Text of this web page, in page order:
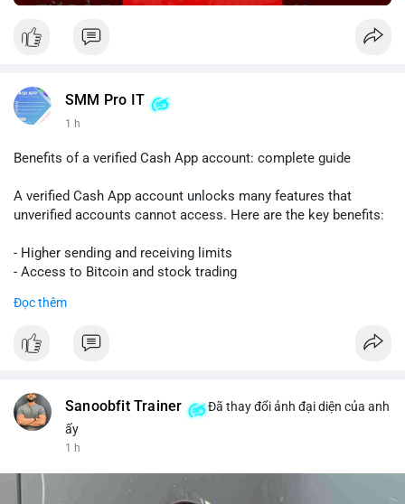
SMM Pro IT
1 h
Benefits of a verified Cash App account: complete guide
A verified Cash App account unlocks many features that
unverified accounts cannot access. Here are the key benefits:
- Higher sending and receiving limits
- Access to Bitcoin and stock trading
- Ability to link a bank account or card
To get verified, you need to provide your full name, date of
Verification also helps protect you from fraud and ensures
your funds are safe. If you want to use Cash App for business
Follow this guide to fully enjoy the benefits of a verified Cash
Đọc thêm
Sanoobfit Trainer
Đã thay đổi ảnh đại diện của anh
ấy
1 h